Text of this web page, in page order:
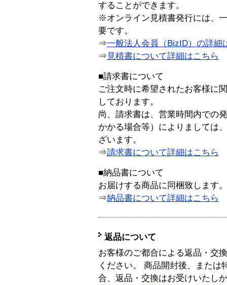
することができます。
※オンライン見積書発行には、
要です。
⇒一般法人会員（BizID）の詳細
⇒ 見積書について詳細はこちら
■請求書について
ご注文時に希望されたお客様に
しております。
尚、請求書は、営業時間内での
かかる場合等）によりましては
ざいます。
⇒請求書について詳細はこちら
■納品書について
お届けする商品に同梱致します。
⇒納品書について詳細はこちら
返品について
お客様のご都合による返品・交
ください。 商品開封後、または
合、返品・交換はお受けいたし